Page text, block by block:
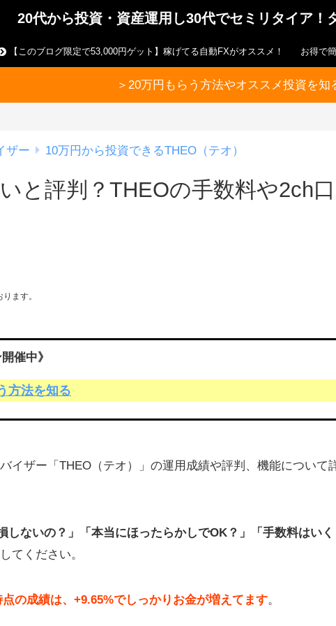
20代から投資・資産運用し30代でセミリタイア！
【このブログ限定で53,000円ゲット】稼げてる自動FXがオススメ！ お得で
＞20万円もらう方法やオススメ投資を知
ザー 10万円から投資できるTHEO（テオ）
と評判？THEOの手数料や2ch口
ます。
催中》
方法を知る
イザー「THEO（テオ）」の運用成績や評判、機能について
しないの？」「本当にほったらかしでOK？」「手数料はいく
てください。
の成績は、+9.65%でしっかりお金が増えてます。